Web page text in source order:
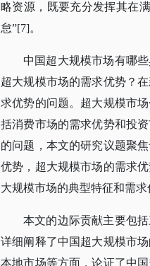
略资源，既要充分发挥其在
怠”[7]。
中国超大规模市场有哪
超大规模市场的需求优势？
求优势的问题。超大规模市
括消费市场的需求优势和投
的问题，本文的研究议题聚
优势，超大规模市场的需求
大规模市场的典型特征和需
本文的边际贡献主要包
详细阐释了中国超大规模市
本地市场等方面，论证了中